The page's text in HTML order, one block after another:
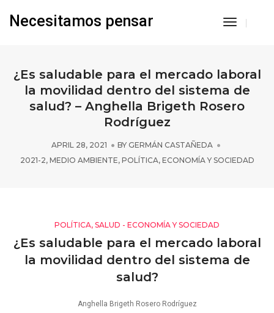
Necesitamos pensar
Toggle
¿Es saludable para el mercado laboral
la movilidad dentro del sistema de
salud? – Anghella Brigeth Rosero
Rodríguez
APRIL 28, 2021 BY GERMÁN CASTAÑEDA
2021-2, MEDIO AMBIENTE, POLÍTICA, ECONOMÍA Y SOCIEDAD
POLÍTICA, SALUD - ECONOMÍA Y SOCIEDAD
¿Es saludable para el mercado laboral
la movilidad dentro del sistema de
salud?
Anghella Brigeth Rosero Rodríguez